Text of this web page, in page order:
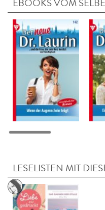
EBOOKS VOM
LESELISTEN MIT